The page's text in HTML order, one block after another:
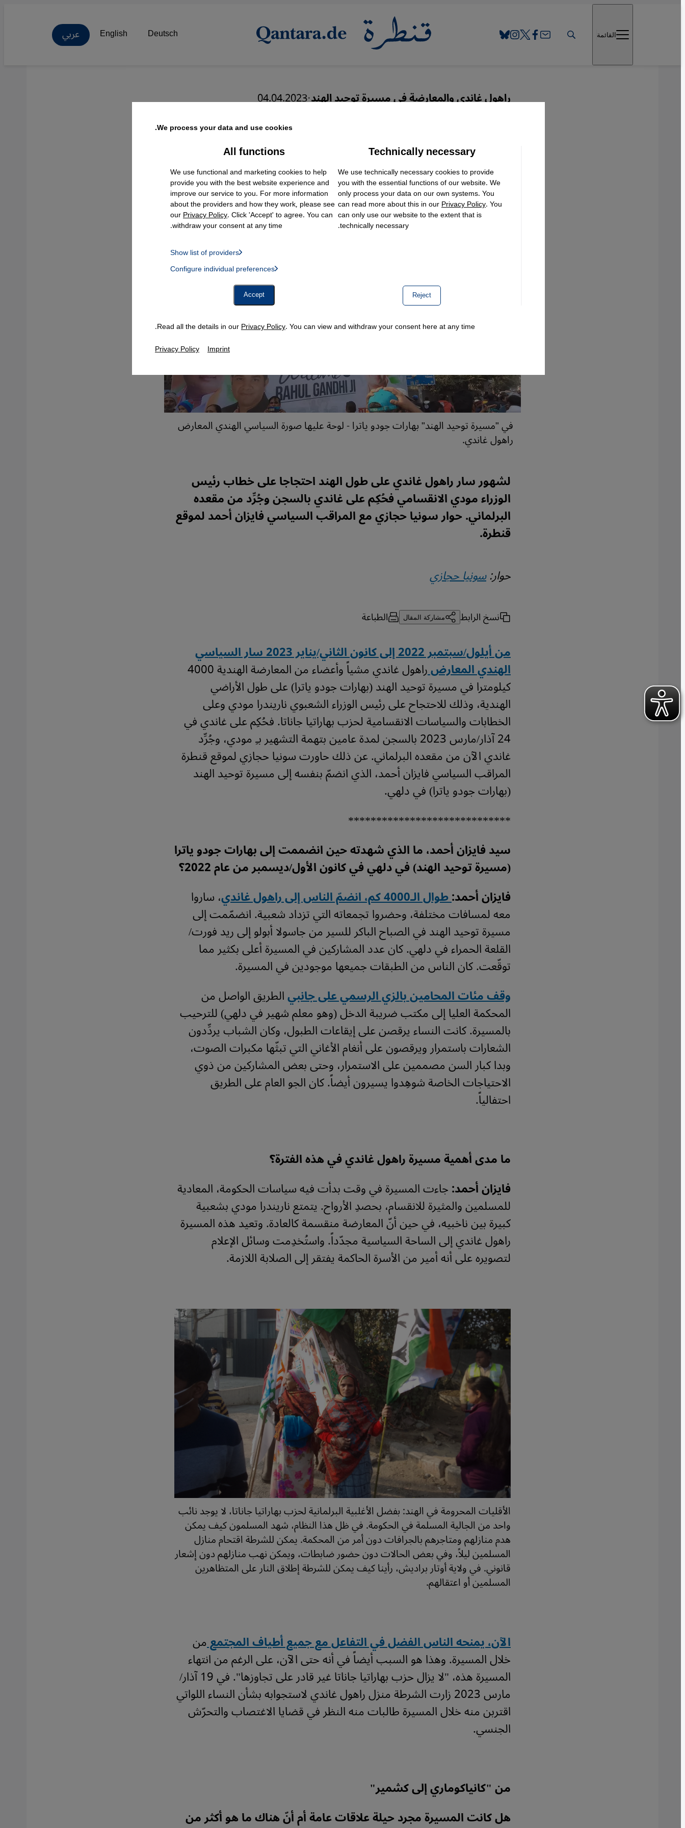
Direkt zum Inhalt springen
Deutsch
English عربي القائمة
راهول غاندي والمعارضة في مسيرة توحيد الهند·
04.04.2023
لأجل استعادة الهند التعددية
Deutsch
English عربي
في "مسيرة توحيد الهند" بهارات جودو ياترا - لوحة عليها صورة السياسي الهندي المعارض
راهول غاندي.
لشهور سار راهول غاندي على طول الهند احتجاجا على خطاب رئيس
الوزراء مودي الانقسامي فحُكِم على غاندي بالسجن وجُرِّد من مقعده
البرلماني. حوار سونيا حجازي مع المراقب السياسي فايزان أحمد لموقع
قنطرة.
حوار:سونيا حجازي
نسخ الرابط مشاركة المقال الطباعة
من أيلول/سبتمبر 2022 إلى كانون الثاني/يناير 2023 سار السياسي
الهندي المعارض راهول غاندي مشياً وأعضاء من المعارضة الهندية 4000
كيلومترا في مسيرة توحيد الهند (بهارات جودو ياترا) على طول الأراضي
الهندية، وذلك للاحتجاح على رئيس الوزراء الشعبوي ناريندرا مودي وعلى
الخطابات والسياسات الانقسامية لحزب بهاراتيا جاناتا. فحُكِم على غاندي في
24 آذار/مارس 2023 بالسجن لمدة عامين بتهمة التشهير بـِ مودي، وجُرِّد
غاندي الآن من مقعده البرلماني. عن ذلك حاورت سونيا حجازي لموقع قنطرة
المراقب السياسي فايزان أحمد، الذي انضمّ بنفسه إلى مسيرة توحيد الهند
(بهارات جودو ياترا) في دلهي.
*****************************
سيد فايزان أحمد، ما الذي شهدته حين انضممت إلى بهارات جودو ياترا
(مسيرة توحيد الهند) في دلهي في كانون الأول/ديسمبر من عام2022؟
فايزان أحمد:طوال الـ4000 كم، انضمّ الناس إلى راهول غاندي ، ساروا
معه لمسافات مختلفة، وحضروا تجمعاته التي تزداد شعبية. انضمّمت إلى
مسيرة توحيد الهند في الصباح الباكر للسير من جاسولا أبولو إلى ريد فورت/
القلعة الحمراء في دلهي. كان عدد المشاركين في المسيرة أعلى بكثير مما
توقّعت. كان الناس من الطبقات جميعها موجودين في المسيرة.
وقف مئات المحامين بالزي الرسمي على جانبيالطريق الواصل من
المحكمة العليا إلى مكتب ضريبة الدخل (وهو معلم شهير في دلهي) للترحيب
بالمسيرة. كانت النساء يرقصن على إيقاعات الطبول، وكان الشباب يردِّدون
الشعارات باستمرار ويرقصون على أنغام الأغاني التي تبثّها مكبرات الصوت،
وبدا كبار السن مصممين على الاستمرار، وحتى بعض المشاركين من ذوي
الاحتياجات الخاصة شوهِدوا يسيرون أيضاً. كان الجو العام على الطريق
احتفالياً.
ما مدى أهمية مسيرة راهول غاندي في هذه الفترة؟
فايزان أحمد:جاءت المسيرة في وقت بدأت فيه سياسات الحكومة، المعادية
للمسلمين والمثيرة للانقسام، بحصدِ الأرواح. يتمتع ناريندرا مودي بشعبية
كبيرة بين ناخبيه، في حين أنّ المعارضة منقسمة كالعادة. وتعيد هذه المسيرة
راهول غاندي إلى الساحة السياسية مجدّداً. واستُخدِمت وسائل الإعلام
لتصويره على أنه أمير من الأسرة الحاكمة يفتقر إلى الصلابة اللازمة.
الأقليات المحرومة في الهند: بفضل الأغلبية البرلمانية لحزب بهاراتيا جاناتا، لا يوجد نائب
واحد من الجالية المسلمة في الحكومة. في ظل هذا النظام، شهد المسلمون كيف يمكن
هدم منازلهم ومتاجرهم بالجرافات دون أمر من المحكمة. يمكن للشرطة اقتحام منازل
المسلمين ليلاً، وفي بعض الحالات دون حضور ضابطات، ويمكن نهب منازلهم دون إشعار
قانوني. في ولاية أوتار براديش، رأينا كيف يمكن للشرطة إطلاق النار على المتظاهرين
المسلمين أو اعتقالهم.
الآن، يمنحه الناس الفضل في التفاعل مع جميع أطياف المجتمعمن
خلال المسيرة. وهذا هو السبب أيضاً في أنه حتى الآن، على الرغم من انتهاء
المسيرة هذه، "لا يزال حزب بهاراتيا جاناتا غير قادر على تجاوزها". في 19 آذار/
مارس 2023 زارت الشرطة منزل راهول غاندي لاستجوابه بشأن النساء اللواتي
اقتربن منه خلال المسيرة طالبات منه النظر في قضايا الاغتصاب والتحرّش
الجنسي.
من "كانياكوماري إلى كشمير"
هل كانت المسيرة مجرد حيلة علاقات عامة أم أنّ هناك ما هو أكثر من
We process your data and use cookies.
Technically necessary
We use technically necessary cookies to provide
you with the essential functions of our website. We
only process your data on our own systems. You
can read more about this in ourPrivacy Policy. You
can only use our website to the extent that is
technically necessary.
Reject
All functions
We use functional and marketing cookies to help
provide you with the best website experience and
improve our service to you. For more information
about the providers and how they work, please see
ourPrivacy Policy. Click 'Accept' to agree. You can
withdraw your consent at any time.
Show list of providers
Google Maps Embed, Google Tag Manager, Instagram Embed, Twitter Embed, Youtube Embed
Facebook Embed / Facebook Connect
Twitter Embed
Instagram Embed
Youtube Embed
Google Maps Embed
Configure individual preferences
Accept
Read all the details in ourPrivacy Policy. You can view and withdraw your consent here at any time.
Privacy Policy Imprint